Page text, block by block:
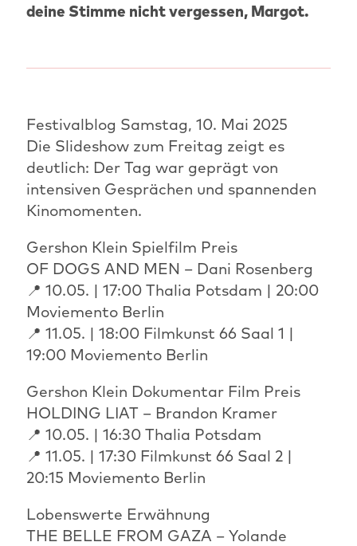
deine Stimme nicht vergessen, Margot.
Festivalblog Samstag, 10. Mai 2025
Die Slideshow zum Freitag zeigt es
deutlich: Der Tag war geprägt von
intensiven Gesprächen und spannenden
Kinomomenten.
Gershon Klein Spielfilm Preis
OF DOGS AND MEN – Dani Rosenberg
📍 10.05. | 17:00 Thalia Potsdam | 20:00
Moviemento Berlin
📍 11.05. | 18:00 Filmkunst 66 Saal 1 |
19:00 Moviemento Berlin
Gershon Klein Dokumentar Film Preis
HOLDING LIAT – Brandon Kramer
📍 10.05. | 16:30 Thalia Potsdam
📍 11.05. | 17:30 Filmkunst 66 Saal 2 |
20:15 Moviemento Berlin
Lobenswerte Erwähnung
THE BELLE FROM GAZA – Yolande